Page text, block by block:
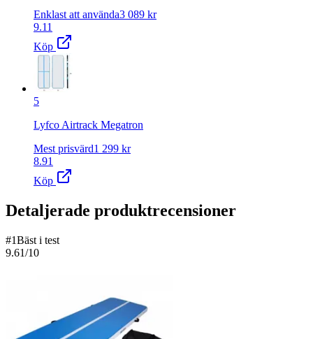
Enklast att använda3 089 kr
9.11
Köp
5
Lyfco Airtrack Megatron
Mest prisvärd1 299 kr
8.91
Köp
Detaljerade produktrecensioner
#1Bäst i test
9.61/10